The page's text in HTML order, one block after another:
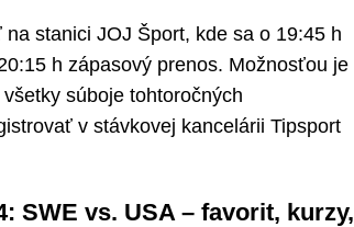
stanici JOJ Šport, kde sa o 19:45 h
h zápasový prenos. Možnosťou je
súboje tohtoročných
v stávkovej kancelárii Tipsport
SWE vs. USA – favorit, kurzy,